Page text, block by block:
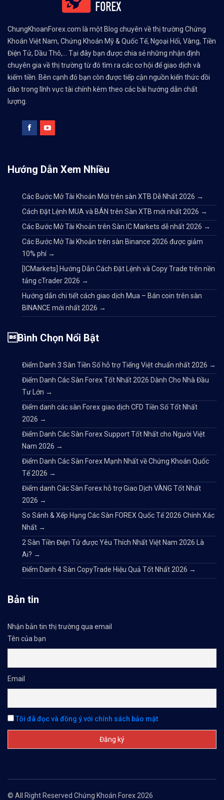
ChungKhoanForex.com là một Blog chuyên về thị trường Chứng
Khoán Việt Nam, Chứng Khoán Mỹ & Quốc Tế, Ngoại Hối, Vàng, Tiền
Điện Tử, Dầu Thô,... Tại đây bạn được chia sẻ những nhận định
chuyên gia về thị trường từ đó tìm ra các cơ hội để giao dịch và
kiếm tiền. Bên cạnh đó bạn còn được tiếp cận nguồn kiến thức dồi
dào trong lĩnh vực tài chính kèm theo các bài hướng dẫn chất
lượng.
Hướng Dẫn Xem Nhiều
Các Bước Mở Tài Khoản Mới trên sàn XTB Dễ Nhất 2026 →
Cách Đặt Lệnh MUA và BÁN trên Sàn XTB mới nhất 2026 →
Các Bước Mở Tài Khoản trên Sàn IC Markets dễ nhất 2026 →
Các Bước Mở Tài Khoản trên sàn Binance 2026 được giảm
10% phí →
[ICMarkets] Hướng Dẫn Cách Đặt Lệnh và Copy Trade trên nền
tảng cTrader 2026 →
Hướng dẫn chi tiết cách giao dịch Mua – Bán coin trên sàn
BINANCE mới nhất 2026 →
Bình Chọn Nổi Bật
Điểm Danh 3 Sàn Tiền Số hỗ trợ Tiếng Việt chuẩn nhất 2026 →
Điểm Danh Các Sàn Forex Tốt Nhất 2026 Dành Cho Nhà Đầu
Tư Lớn →
Điểm danh các sàn Forex giao dịch CFD Tiền Số Tốt Nhất
2026 →
Điểm Danh Các Sàn Forex Support Tốt Nhất cho Người Việt
Nam 2026 →
Điểm Danh Các Sàn Forex Mạnh Nhất về Chứng Khoán Quốc
Tế 2026 →
Điểm danh Các Sàn Forex hỗ trợ Giao Dịch VÀNG Tốt Nhất
2026 →
So Sánh & Xếp Hạng Các Sàn FOREX Quốc Tế 2026 Chính Xác
Nhất →
2 Sàn Tiền Điện Tử được Yêu Thích Nhất Việt Nam 2026 Là
Ai? →
Điểm Danh 4 Sàn CopyTrade Hiệu Quả Tốt Nhất 2026 →
Bản tin
Nhận bản tin thị trường qua email
Tên của bạn
Email
Tôi đã đọc và đồng ý với chính sách bảo mật
© All Right Reserved Chứng Khoán Forex 2026